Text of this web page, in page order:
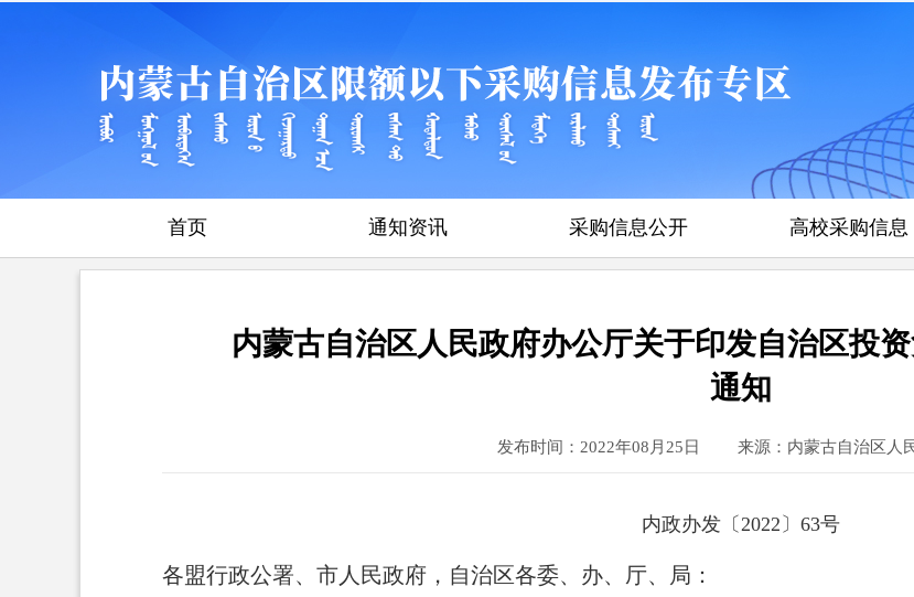
首页 通知资讯 采购信息公开 高校采购信息
内蒙古自治区人民政府办公厅关于印发自治区投
通知
发布时间：2022年08月25日 来源：内蒙古自治区人
内政办发〔2022〕63号
各盟行政公署、市人民政府，自治区各委、办、厅、局：